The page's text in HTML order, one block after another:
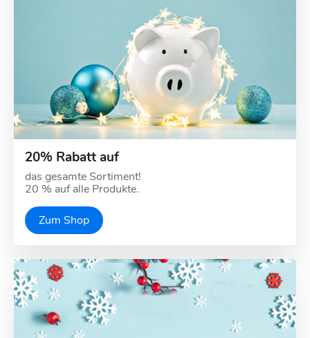
20% Rabatt auf
das gesamte Sortiment!
20 % auf alle Produkte.
Zum Shop